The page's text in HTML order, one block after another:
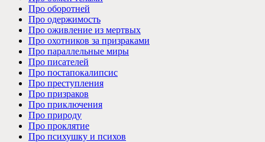
Про оборотней
Про одержимость
Про оживление из мертвых
Про охотников за призраками
Про параллельные миры
Про писателей
Про постапокалипсис
Про преступления
Про призраков
Про приключения
Про природу
Про проклятие
Про психушку и психов